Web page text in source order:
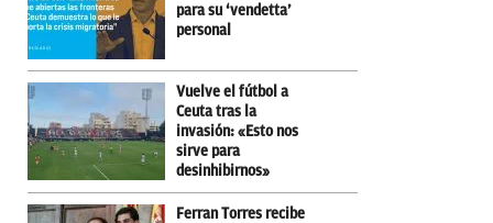
para su ‘vendetta’
personal
Vuelve el fútbol a
Ceuta tras la
invasión: «Esto nos
sirve para
desinhibirnos»
Ferran Torres recibe